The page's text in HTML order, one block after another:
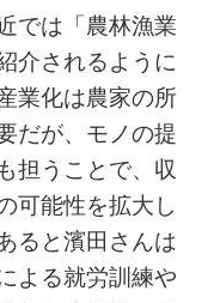
では「農林漁業
介されるように
業化は農家の所
だが、モノの提
担うことで、収
可能性を拡大し
ると濱田さんは
よる就労訓練や